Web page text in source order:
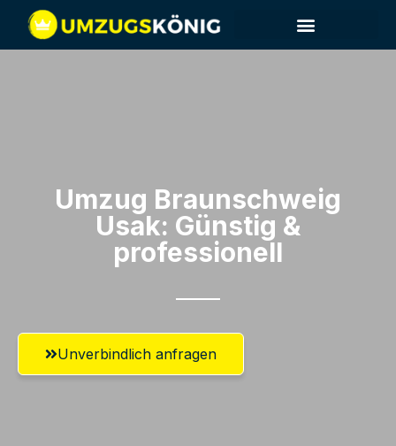
Umzug Braunschweig​
Usak: Günstig &
professionell​
Unverbindlich anfragen